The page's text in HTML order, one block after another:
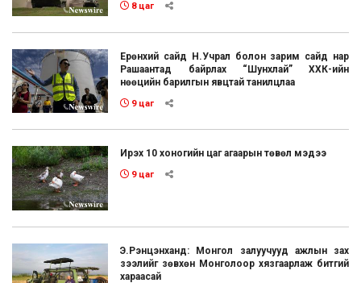
8 цаг
Ерөнхий сайд Н.Учрал болон зарим сайд нар
Рашаантад байрлах “Шунхлай” ХХК-ийн
нөөцийн барилгын явцтай танилцлаа
9 цаг
Ирэх 10 хоногийн цаг агаарын төвөл мэдээ
9 цаг
Э.Рэнцэнханд: Монгол залуучууд ажлын зах
зээлийг зөвхөн Монголоор хязгаарлаж битгий
хараасай